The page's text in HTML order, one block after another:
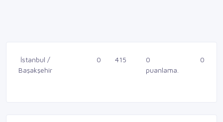
İstanbul /
Başakşehir
0 415
0
puanlama.
0